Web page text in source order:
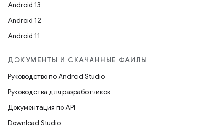
Android 13
Android 12
Android 11
ДОКУМЕНТЫ И СКАЧАННЫЕ ФАЙЛЫ
Руководство по Android Studio
Руководства для разработчиков
Документация по API
Download Studio